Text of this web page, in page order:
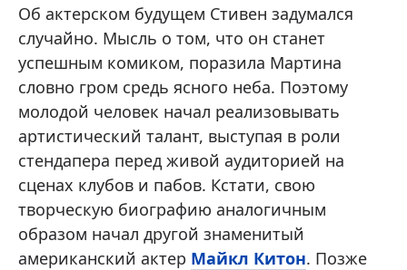
Об актерском будущем Стивен задумался
случайно. Мысль о том, что он станет
успешным комиком, поразила Мартина
словно гром средь ясного неба. Поэтому
молодой человек начал реализовывать
артистический талант, выступая в роли
стендапера перед живой аудиторией на
сценах клубов и пабов. Кстати, свою
творческую биографию аналогичным
образом начал другой знаменитый
американский актер Майкл Китон. Позже